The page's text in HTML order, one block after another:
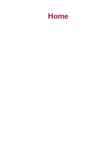
Home